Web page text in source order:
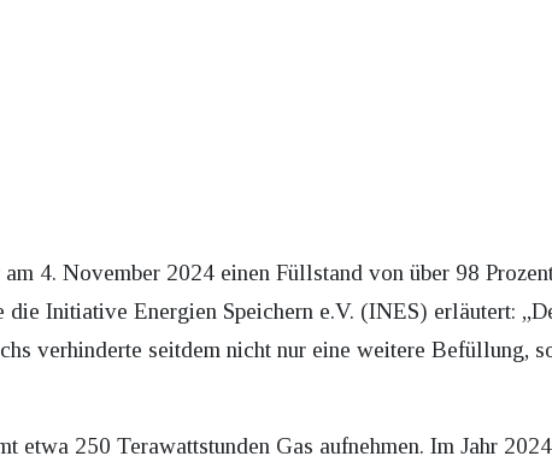
4. November 2024 einen Füllstand von über 98
Initiative Energien Speichern e.V. (INES) erläutert:
verhinderte seitdem nicht nur eine weitere Befüllung,
etwa 250 Terawattstunden Gas aufnehmen. Im Jahr